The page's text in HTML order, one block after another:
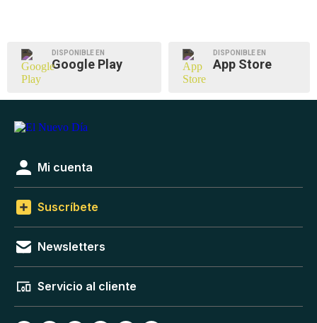
DISPONIBLE EN
Google Play
DISPONIBLE EN
App Store
Mi cuenta
Suscríbete
Newsletters
Servicio al cliente